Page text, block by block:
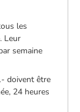
les
Leur
semaine
doivent être
24 heures